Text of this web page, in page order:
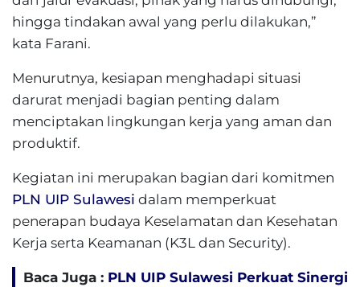
hingga tindakan awal yang perlu dilakukan,”
kata Farani.
Menurutnya, kesiapan menghadapi situasi
darurat menjadi bagian penting dalam
menciptakan lingkungan kerja yang aman dan
produktif.
Kegiatan ini merupakan bagian dari komitmen
PLN UIP Sulawesi dalam memperkuat
penerapan budaya Keselamatan dan Kesehatan
Kerja serta Keamanan (K3L dan Security).
Baca Juga : PLN UIP Sulawesi Perkuat Sinergi